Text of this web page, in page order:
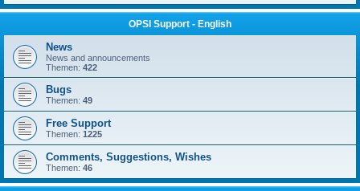
OPSI Support - English
News
News and announcements
Themen: 422
Bugs
Themen: 49
Free Support
Themen: 1225
Comments, Suggestions, Wishes
Themen: 46